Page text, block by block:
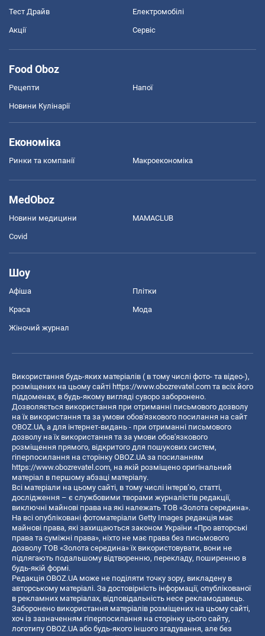
Тест Драйв Електромобілі
Акції Сервіс
Food Oboz
Рецепти Напої
Новини Кулінарії
Економіка
Ринки та компанії Макроекономіка
MedOboz
Новини медицини MAMACLUB
Covid
Шоу
Афіша Плітки
Краса Мода
Жіночий журнал
Використання будь-яких матеріалів ( в тому числі фото- та відео-),
розміщених на цьому сайті https://www.obozrevatel.com та всіх його
піддоменах, в будь-якому вигляді суворо заборонено.
Дозволяється використання при отриманні письмового дозволу
на їх використання та за умови обов'язкового посилання на сайт
OBOZ.UA, а для інтернет-видань - при отриманні письмового
дозволу на їх використання та за умови обов'язкового
розміщення прямого, відкритого для пошукових систем,
гіперпосилання на сторінку OBOZ.UA за посиланням
https://www.obozrevatel.com, на якій розміщено оригінальний
матеріал в першому абзаці матеріалу.
Всі матеріали на цьому сайті, в тому числі інтерв’ю, статті,
дослідження – є службовими творами журналістів редакції,
виключні майнові права на які належать ТОВ «Золота середина».
На всі опубліковані фотоматеріали Getty Images редакція має
майнові права, які захищаються законом України «Про авторські
права та суміжні права», ніхто не має права без письмового
дозволу ТОВ «Золота середина» їх використовувати, вони не
підлягають подальшому відтворенню, перекладу, поширенню в
будь-якій формі.
Редакція OBOZ.UA може не поділяти точку зору, викладену в
авторському матеріалі. За достовірність інформації, опублікованої
в рекламних матеріалах, відповідальність несе рекламодавець.
Заборонено використання матеріалів розміщених на цьому сайті,
хоч із зазначенням гіперпосилання на сторінку цього сайту,
логотипу OBOZ.UA або будь-якого іншого згадування, але без